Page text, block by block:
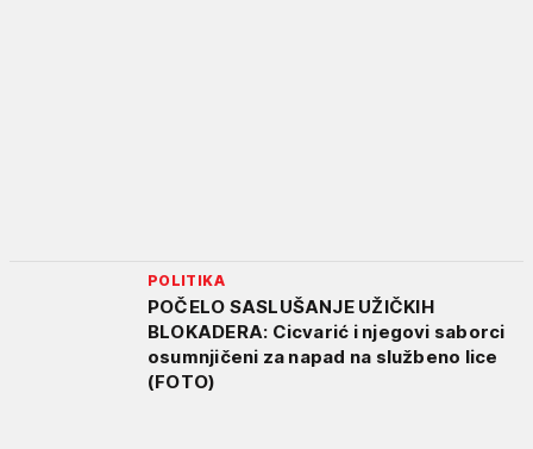
POLITIKA
POČELO SASLUŠANJE UŽIČKIH
BLOKADERA: Cicvarić i njegovi saborci
osumnjičeni za napad na službeno lice
(FOTO)